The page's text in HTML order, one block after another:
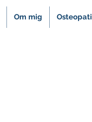
Om mig Osteopati